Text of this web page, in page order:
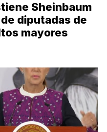
Sheinbaum
diputadas de
mayores